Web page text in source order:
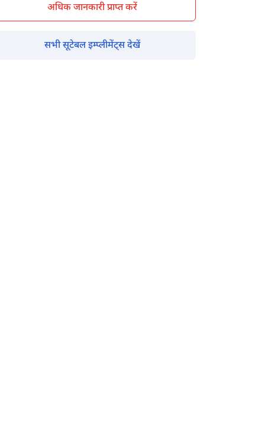
अधिक जानकारी प्राप्त करें
सभी सूटेबल इम्प्लीमेंट्स देखें